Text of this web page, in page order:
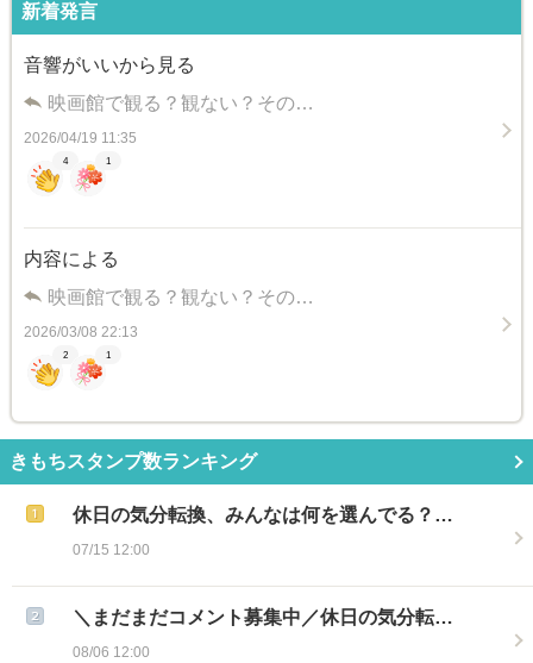
新着発言
音響がいいから見る
映画館で観る？観ない？その…
2026/04/19 11:35
4 1
内容による
映画館で観る？観ない？その…
2026/03/08 22:13
2 1
きもちスタンプ数ランキング
休日の気分転換、みんなは何を選んでる？…
07/15 12:00
＼まだまだコメント募集中／休日の気分転…
08/06 12:00